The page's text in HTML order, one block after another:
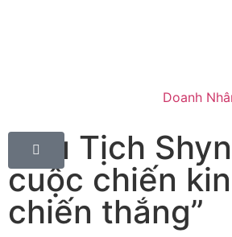
Doanh
Chủ Tịch
cuộc chiến
chiến thắng”